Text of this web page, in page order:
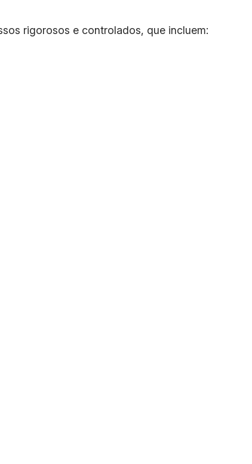
rigorosos e controlados, que incluem: